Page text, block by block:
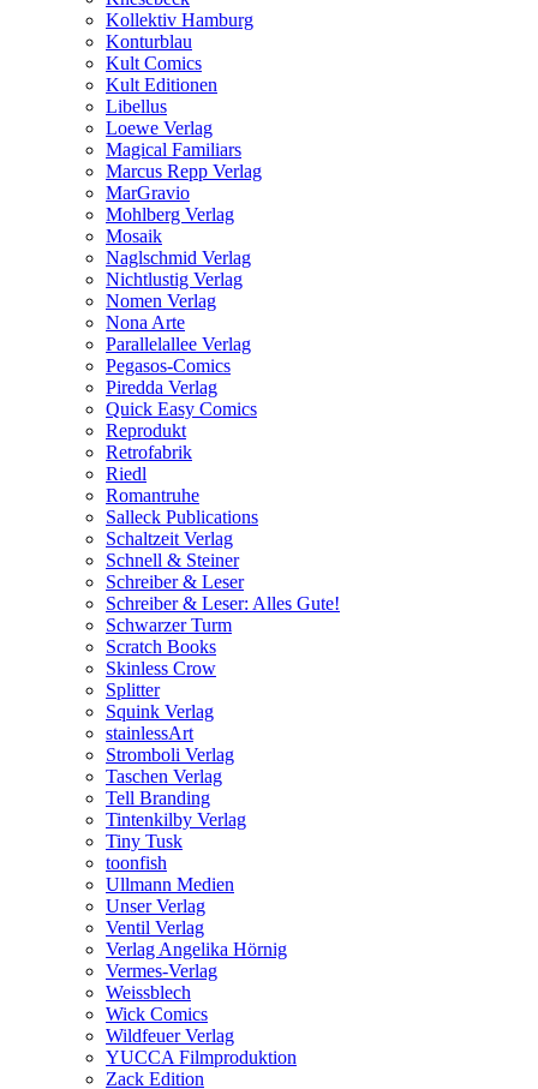
Kollektiv Hamburg
Konturblau
Kult Comics
Kult Editionen
Libellus
Loewe Verlag
Magical Familiars
Marcus Repp Verlag
MarGravio
Mohlberg Verlag
Mosaik
Naglschmid Verlag
Nichtlustig Verlag
Nomen Verlag
Nona Arte
Parallelallee Verlag
Pegasos-Comics
Piredda Verlag
Quick Easy Comics
Reprodukt
Retrofabrik
Riedl
Romantruhe
Salleck Publications
Schaltzeit Verlag
Schnell & Steiner
Schreiber & Leser
Schreiber & Leser: Alles Gute!
Schwarzer Turm
Scratch Books
Skinless Crow
Splitter
Squink Verlag
stainlessArt
Stromboli Verlag
Taschen Verlag
Tell Branding
Tintenkilby Verlag
Tiny Tusk
toonfish
Ullmann Medien
Unser Verlag
Ventil Verlag
Verlag Angelika Hörnig
Vermes-Verlag
Weissblech
Wick Comics
Wildfeuer Verlag
YUCCA Filmproduktion
Zack Edition